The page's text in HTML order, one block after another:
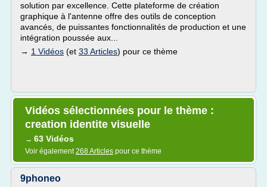
solution par excellence. Cette plateforme de création
graphique à l'antenne offre des outils de conception
avancés, de puissantes fonctionnalités de production et une
intégration poussée aux...
→ 1 Vidéos (et 33 Articles) pour ce thème
Vidéos sélectionnées pour le thème :
creation identite visuelle
→ 63 Vidéos
Voir également268 Articles pour ce thème
9phoneo